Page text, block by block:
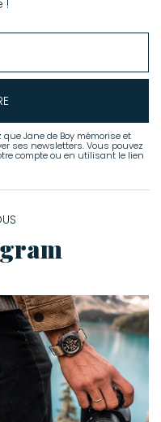
!
Jane de Boy mémorise et
ses newsletters. Vous pouvez
compte ou en utilisant le lien